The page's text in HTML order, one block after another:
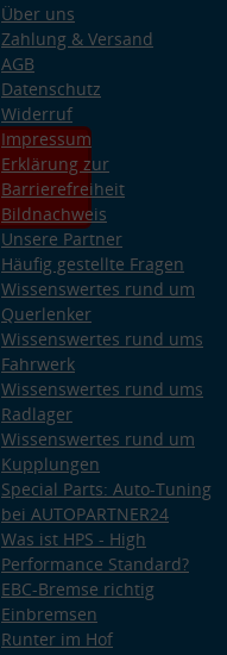
Über uns
Zahlung & Versand
AGB
Datenschutz
Widerruf
Impressum
Erklärung zur
Barrierefreiheit
Bildnachweis
Unsere Partner
Häufig gestellte Fragen
Wissenswertes rund um
Querlenker
Wissenswertes rund ums
Fahrwerk
Wissenswertes rund ums
Radlager
Wissenswertes rund um
Kupplungen
Special Parts: Auto-Tuning
bei AUTOPARTNER24
Was ist HPS - High
Performance Standard?
EBC-Bremse richtig
Einbremsen
Runter im Hof